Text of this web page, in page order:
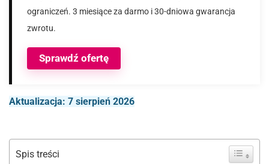
Sprawdź ofertę
ograniczeń. 3 miesiące za darmo i 30-dniowa gwarancja
zwrotu.
Aktualizacja: 7 sierpień 2026
Spis treści